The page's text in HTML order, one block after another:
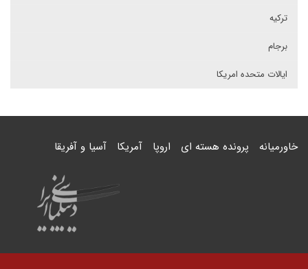
ترکیه
برجام
ایالات متحده امریکا
خاورمیانه پرونده هسته ای اروپا آمریکا آسیا و آفریقا